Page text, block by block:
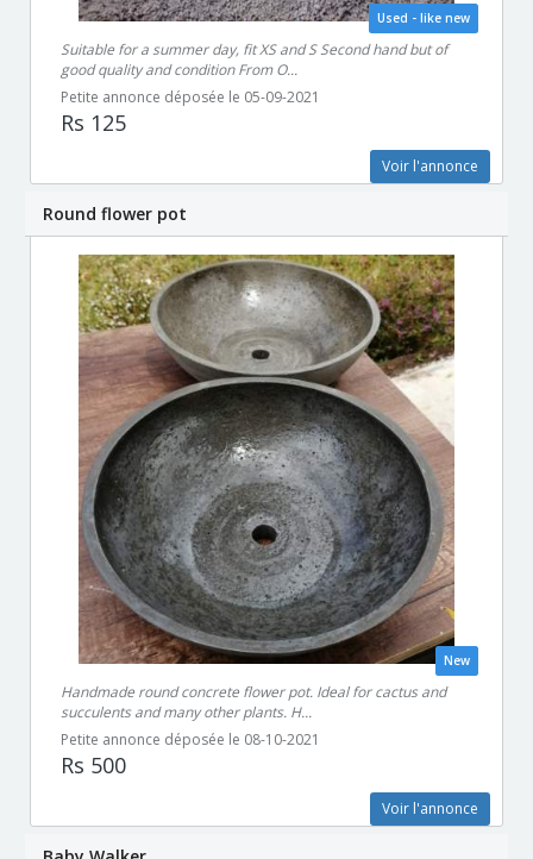
Used - like new
Suitable for a summer day, fit XS and S Second hand but of
good quality and condition From O...
Petite annonce déposée le 05-09-2021
Rs 125
Voir l'annonce
Round flower pot
New
Handmade round concrete flower pot. Ideal for cactus and
succulents and many other plants. H...
Petite annonce déposée le 08-10-2021
Rs 500
Voir l'annonce